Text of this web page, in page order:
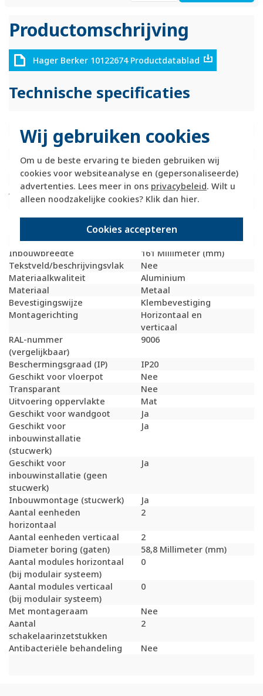
Wij gebruiken cookies
Om u de beste ervaring te bieden gebruiken wij
cookies voor websiteanalyse en (gepersonaliseerde)
advertenties. Lees meer in ons privacybeleid. Wilt u
alleen noodzakelijke cookies? Klik dan hier.
Cookies accepteren
Productomschrijving
Hager Berker 10122674 Productdatablad
Technische specificaties
Kleur
Aluminium
Breedte
161 Millimeter (mm)
Halogeenvrij
Ja
Hoogte
90 Millimeter (mm)
Diepte
7,5 Millimeter (mm)
Aantal eenheden
2
Met klapdeksel
Nee
Oppervlaktebescherming
Geanodiseerd /
geëloxeerd
Inbouwhoogte
90 Millimeter (mm)
Inbouwbreedte
161 Millimeter (mm)
Tekstveld/beschrijvingsvlak
Nee
Materiaalkwaliteit
Aluminium
Materiaal
Metaal
Bevestigingswijze
Klembevestiging
Montagerichting
Horizontaal en
verticaal
RAL-nummer
(vergelijkbaar)
9006
Beschermingsgraad (IP)
IP20
Geschikt voor vloerpot
Nee
Transparant
Nee
Uitvoering oppervlakte
Mat
Geschikt voor wandgoot
Ja
Geschikt voor
inbouwinstallatie
(stucwerk)
Ja
Geschikt voor
inbouwinstallatie (geen
stucwerk)
Ja
Inbouwmontage (stucwerk)
Ja
Aantal eenheden
horizontaal
2
Aantal eenheden verticaal
2
Diameter boring (gaten)
58,8 Millimeter (mm)
Aantal modules horizontaal
(bij modulair systeem)
0
Aantal modules verticaal
(bij modulair systeem)
0
Met montageraam
Nee
Aantal
schakelaarinzetstukken
2
Antibacteriële behandeling Nee